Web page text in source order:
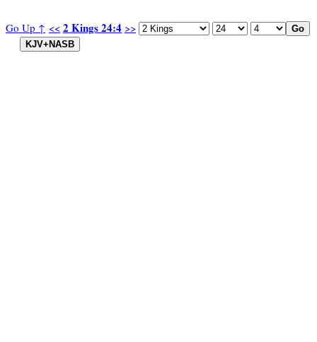
Go Up ↑ << 2 Kings 24:4 >>